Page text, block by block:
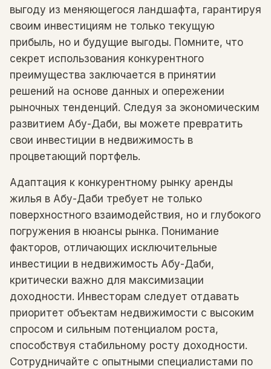
выгоду из меняющегося ландшафта, гарантируя
своим инвестициям не только текущую
прибыль, но и будущие выгоды. Помните, что
секрет использования конкурентного
преимущества заключается в принятии
решений на основе данных и опережении
рыночных тенденций. Следуя за экономическим
развитием Абу-Даби, вы можете превратить
свои инвестиции в недвижимость в
процветающий портфель.
Адаптация к конкурентному рынку аренды
жилья в Абу-Даби требует не только
поверхностного взаимодействия, но и глубокого
погружения в нюансы рынка. Понимание
факторов, отличающих исключительные
инвестиции в недвижимость Абу-Даби,
критически важно для максимизации
доходности. Инвесторам следует отдавать
приоритет объектам недвижимости с высоким
спросом и сильным потенциалом роста,
способствуя стабильному росту доходности.
Сотрудничайте с опытными специалистами по